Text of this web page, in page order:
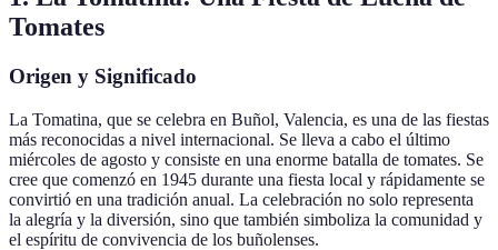
Tomates
Origen y Significado
La Tomatina, que se celebra en Buñol, Valencia, es una de las fiestas
más reconocidas a nivel internacional. Se lleva a cabo el último
miércoles de agosto y consiste en una enorme batalla de tomates. Se
cree que comenzó en 1945 durante una fiesta local y rápidamente se
convirtió en una tradición anual. La celebración no solo representa
la alegría y la diversión, sino que también simboliza la comunidad y
el espíritu de convivencia de los buñolenses.